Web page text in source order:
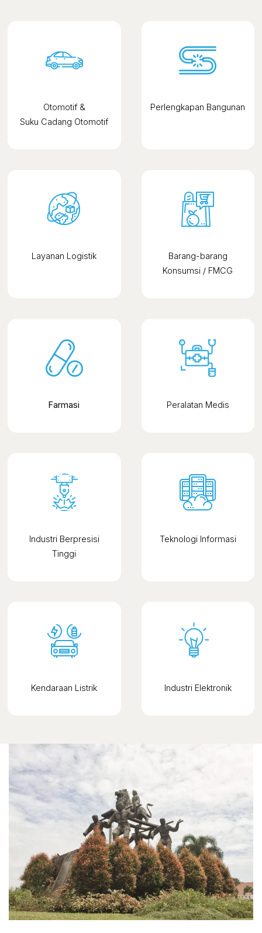
Otomotif &
Suku Cadang Otomotif
Perlengkapan Bangunan
Layanan Logistik
Barang-barang
Konsumsi / FMCG
Farmasi Peralatan Medis
Industri Berpresisi
Tinggi
Teknologi Informasi
Kendaraan Listrik Industri Elektronik